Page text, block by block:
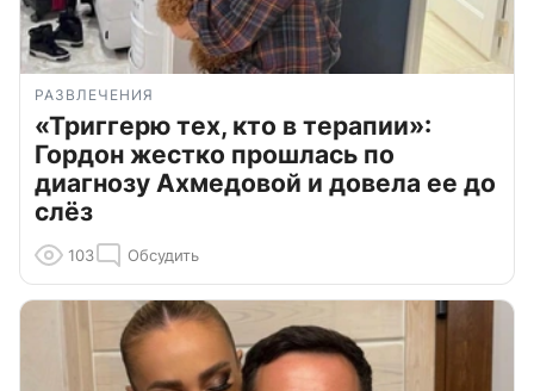
РАЗВЛЕЧЕНИЯ
«Триггерю тех, кто в терапии»:
Гордон жестко прошлась по
диагнозу Ахмедовой и довела ее до
слёз
103 Обсудить